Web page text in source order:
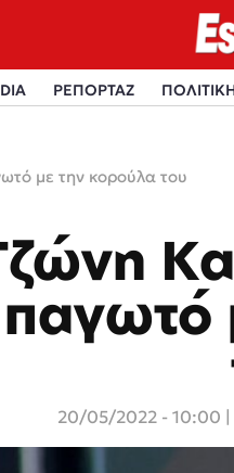
ΡΕΠΟΡΤΑΖ
με την κορούλα του
παγωτό
20/05/2022 - 10:00